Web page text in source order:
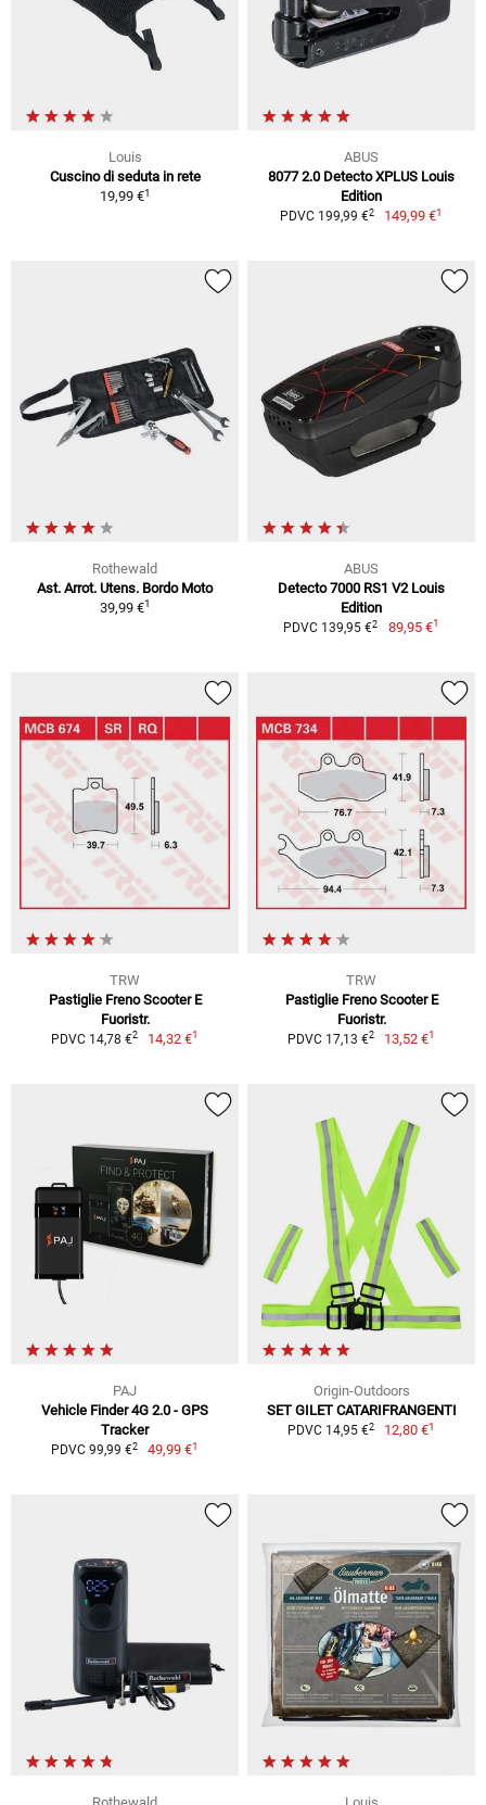
Louis
Cuscino di seduta in rete
19,99 €1
ABUS
8077 2.0 Detecto XPLUS Louis
Edition
PDVC 199,99 €2 149,99 €1
Rothewald
Ast. Arrot. Utens. Bordo Moto
39,99 €1
ABUS
Detecto 7000 RS1 V2 Louis
Edition
PDVC 139,95 €2 89,95 €1
TRW
Pastiglie Freno Scooter E
Fuoristr.
PDVC 14,78 €2 14,32 €1
TRW
Pastiglie Freno Scooter E
Fuoristr.
PDVC 17,13 €2 13,52 €1
PAJ
Vehicle Finder 4G 2.0 - GPS
Tracker
PDVC 99,99 €2 49,99 €1
Origin-Outdoors
SET GILET CATARIFRANGENTI
PDVC 14,95 €2 12,80 €1